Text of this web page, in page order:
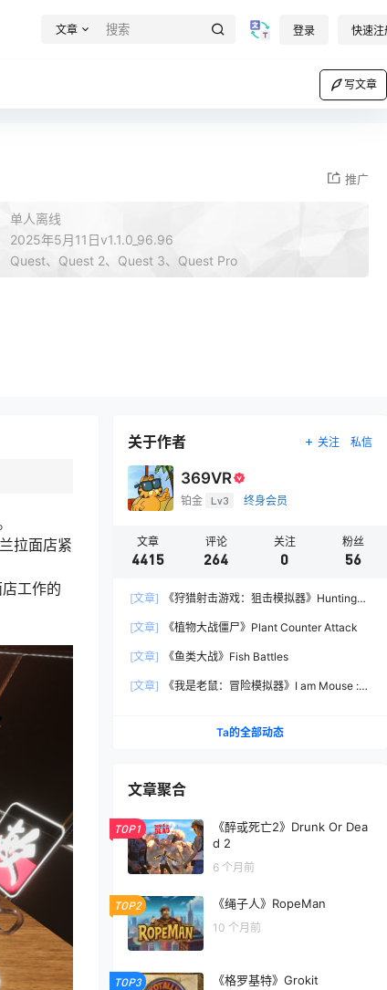
文章 登录 快速注
写文章
推广
单人离线
2025年5月11日v1.1.0_96.96
Quest、Quest 2、Quest 3、Quest Pro
拉面店紧
工作的
关于作者 关注 私信
369VR
铂金 Lv3 终身会员
文章
4415
评论
264
关注
0
粉丝
56
[文章]
《狩猎射击游戏：狙击模拟器》Hunting
[文章]
《植物大战僵尸》Plant Counter Attack
[文章] 《鱼类大战》Fish Battles
[文章]
《我是老鼠：冒险模拟器》I am Mouse :
Ta的全部动态
文章聚合
TOP1
《醉或死亡2》Drunk Or Dea
d 2
6 个月前
TOP2 《绳子人》RopeMan
10 个月前
TOP3 《格罗基特》Grokit